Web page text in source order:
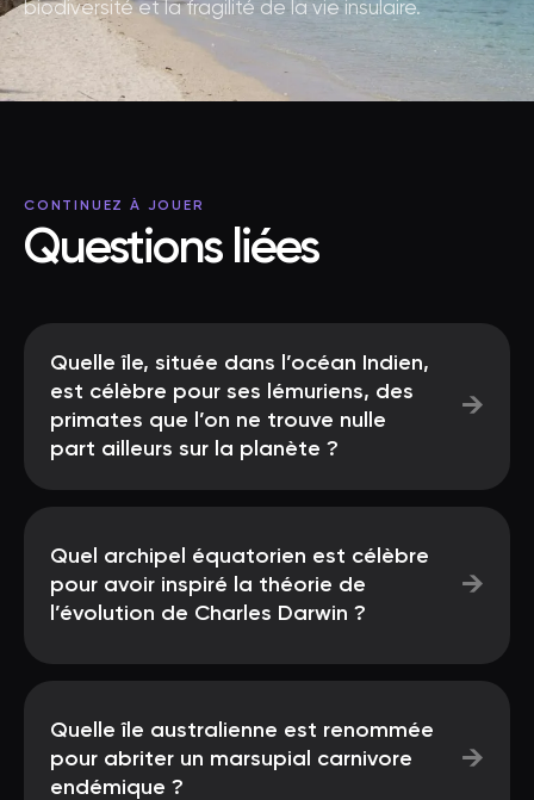
biodiversité et la fragilité de la vie insulaire.
CONTINUEZ À JOUER
Questions liées
Quelle île, située dans l’océan Indien,
est célèbre pour ses lémuriens, des
primates que l’on ne trouve nulle
part ailleurs sur la planète ?
→
Quel archipel équatorien est célèbre
pour avoir inspiré la théorie de
l’évolution de Charles Darwin ?
→
Quelle île australienne est renommée
pour abriter un marsupial carnivore
endémique ?
→